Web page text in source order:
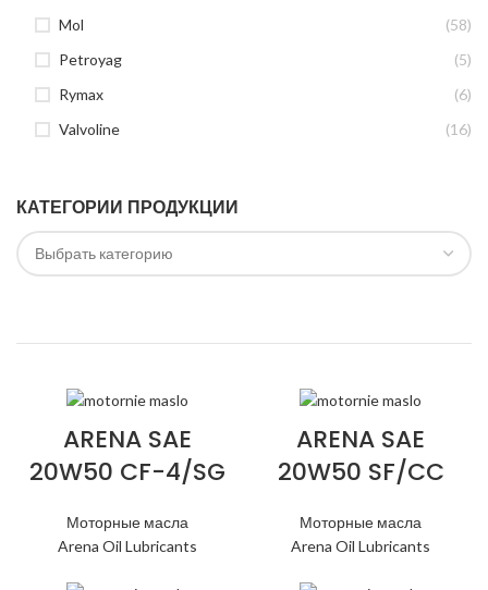
Mol
(58)
Petroyag
(5)
Rymax
(6)
Valvoline
(16)
КАТЕГОРИИ ПРОДУКЦИИ
ARENA SAE
20W50 CF-4/SG
Моторные масла
Arena Oil Lubricants
ARENA SAE
20W50 SF/CC
Моторные масла
Arena Oil Lubricants